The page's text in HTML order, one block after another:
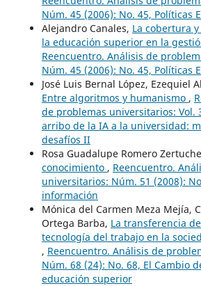
Núm. 45 (2006): No. 45, Políticas
Alejandro Canales, La cobertura
la educación superior en la
Reencuentro. Análisis de
Núm. 45 (2006): No. 45, Políticas
José Luis Bernal López, Ezequiel
Entre algoritmos y humanismo ,
de problemas universitarios: Vol.
arribo de la IA a la universidad:
desafíos II
Rosa Guadalupe Romero
conocimiento , Reencuentro.
universitarios: Núm. 51 (2008):
información
Mónica del Carmen Meza Mejía,
Ortega Barba, La transferencia
tecnología del trabajo en la
, Reencuentro. Análisis de
Núm. 68 (24): No. 68, El Cambio
educación superior